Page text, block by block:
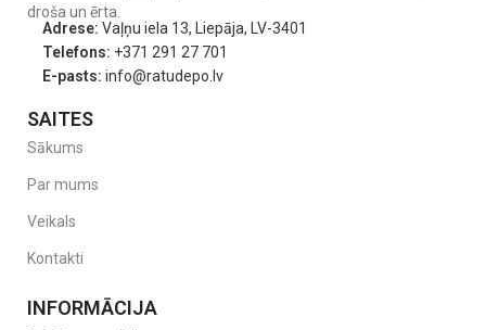
droša un ērta.
Adrese: Vaļņu iela 13, Liepāja, LV-3401
Telefons: +371 291 27 701
E-pasts: info@ratudepo.lv
SAITES
Sākums
Par mums
Veikals
Kontakti
INFORMĀCIJA